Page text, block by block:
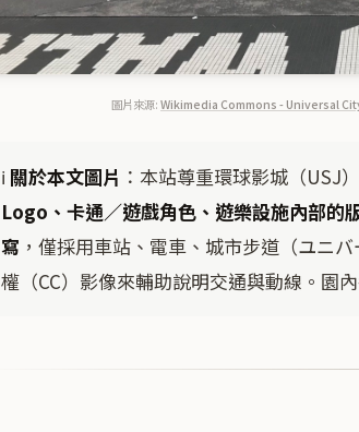
圖片來源: Wikimedia Commons - Universal
ℹ️ 關於本文圖片 ：本站尊重環球影城（USJ
Logo、卡通／遊戲角色、遊樂設施內部的
寫 ，僅採用車站、電車、城市步道（ユニ
權（CC）影像來輔助說明交通與動線。園